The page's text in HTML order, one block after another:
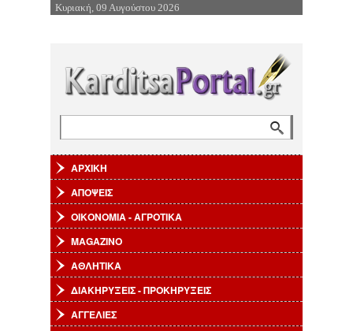
Επιστροφή στην Πλοήγηση
Κυριακή, 09 Αυγούστου 2026
ΑΡΧΙΚΗ
ΑΠΟΨΕΙΣ
ΟΙΚΟΝΟΜΙΑ - ΑΓΡΟΤΙΚΑ
MAGAZINO
ΑΘΛΗΤΙΚΑ
ΔΙΑΚΗΡΥΞΕΙΣ - ΠΡΟΚΗΡΥΞΕΙΣ
ΑΓΓΕΛΙΕΣ